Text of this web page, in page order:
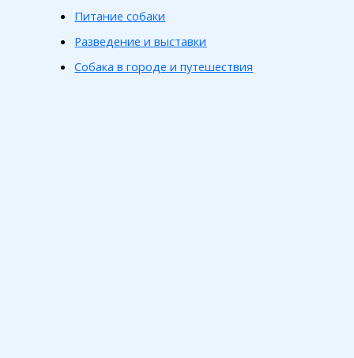
Питание собаки
Разведение и выставки
Собака в городе и путешествия